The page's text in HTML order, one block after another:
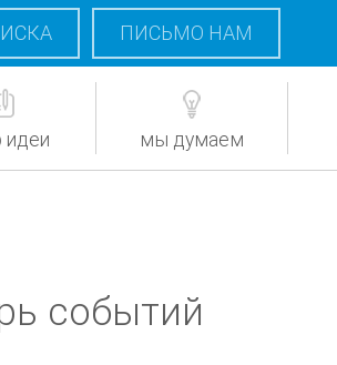
ПИСЬМО НАМ
идеи мы думаем
событий